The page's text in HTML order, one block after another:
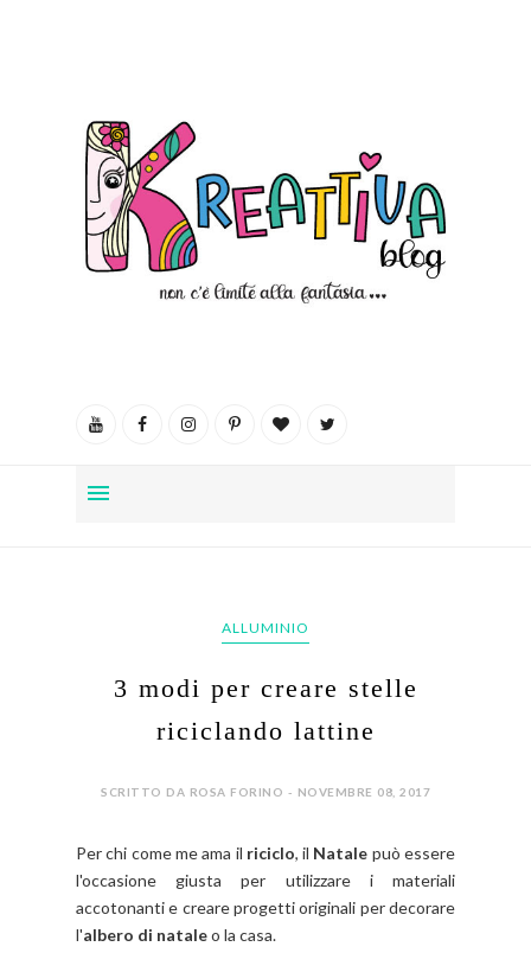
ALLUMINIO
3 modi per creare stelle
riciclando lattine
SCRITTO DA ROSA FORINO - NOVEMBRE 08, 2017
Per chi come me ama il riciclo, il Natale può essere
l'occasione giusta per utilizzare i materiali
accotonanti e creare progetti originali per decorare
l'albero di nataleo la casa.